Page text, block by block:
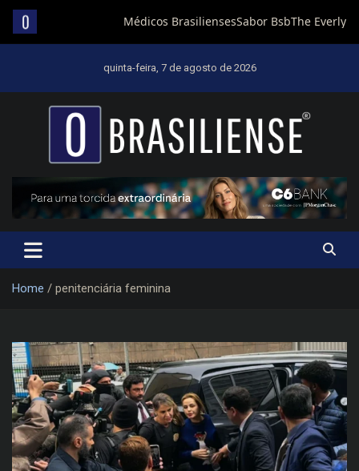
quinta-feira, 7 de agosto de 2026
Um diário de notícias que trabalha por Brasília
Home penitenciária feminina